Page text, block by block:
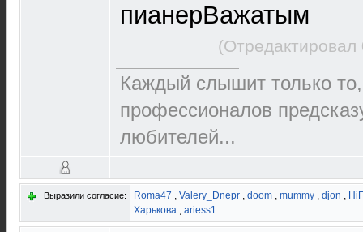
пианерВажатым
Каждый слышит только
пpофеccионалов
любителей...
Выразили согласие: Roma47 , Valery_Dnepr , doom , mummy , djon ,
Харькова , ariess1